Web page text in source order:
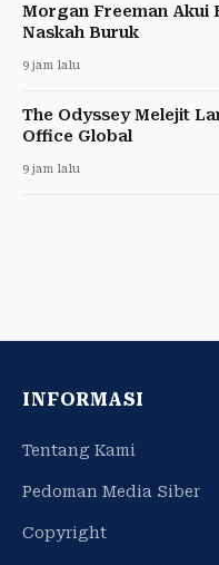
Morgan Freeman Akui
Naskah Buruk
9 jam lalu
The Odyssey Melejit
Office Global
9 jam lalu
INFORMASI
Tentang Kami
Pedoman Media Siber
Copyright